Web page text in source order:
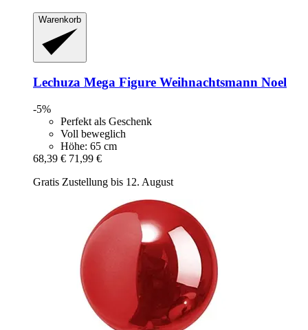
Warenkorb
Lechuza Mega Figure Weihnachtsmann Noel
-5%
Perfekt als Geschenk
Voll beweglich
Höhe: 65 cm
68,39 € 71,99 €
Gratis Zustellung bis 12. August